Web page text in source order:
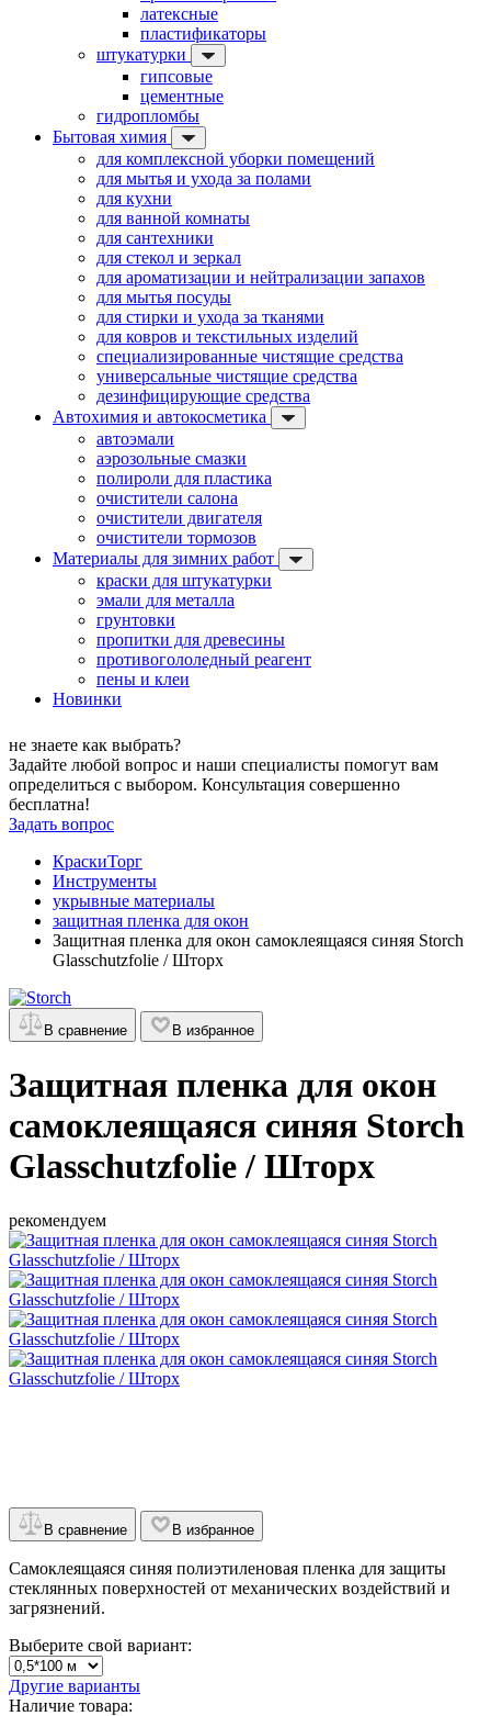
латексные
пластификаторы
штукатурки
гипсовые
цементные
гидропломбы
Бытовая химия
для комплексной уборки помещений
для мытья и ухода за полами
для кухни
для ванной комнаты
для сантехники
для стекол и зеркал
для ароматизации и нейтрализации запахов
для мытья посуды
для стирки и ухода за тканями
для ковров и текстильных изделий
специализированные чистящие средства
универсальные чистящие средства
дезинфицирующие средства
Автохимия и автокосметика
автоэмали
аэрозольные смазки
полироли для пластика
очистители салона
очистители двигателя
очистители тормозов
Материалы для зимних работ
краски для штукатурки
эмали для металла
грунтовки
пропитки для древесины
противогололедный реагент
пены и клеи
Новинки
не знаете как выбрать?
Задайте любой вопрос и наши специалисты помогут вам
определиться с выбором. Консультация совершенно
бесплатна!
Задать вопрос
КраскиТорг
Инструменты
укрывные материалы
защитная пленка для окон
Защитная пленка для окон самоклеящаяся синяя Storch
Glasschutzfolie / Шторх
В сравнение В избранное
Защитная пленка для окон
самоклеящаяся синяя Storch
Glasschutzfolie / Шторх
рекомендуем
В сравнение В избранное
Самоклеящаяся синяя полиэтиленовая пленка для защиты
стеклянных поверхностей от механических воздействий и
загрязнений.
Выберите свой вариант:
Другие варианты
Наличие товара: